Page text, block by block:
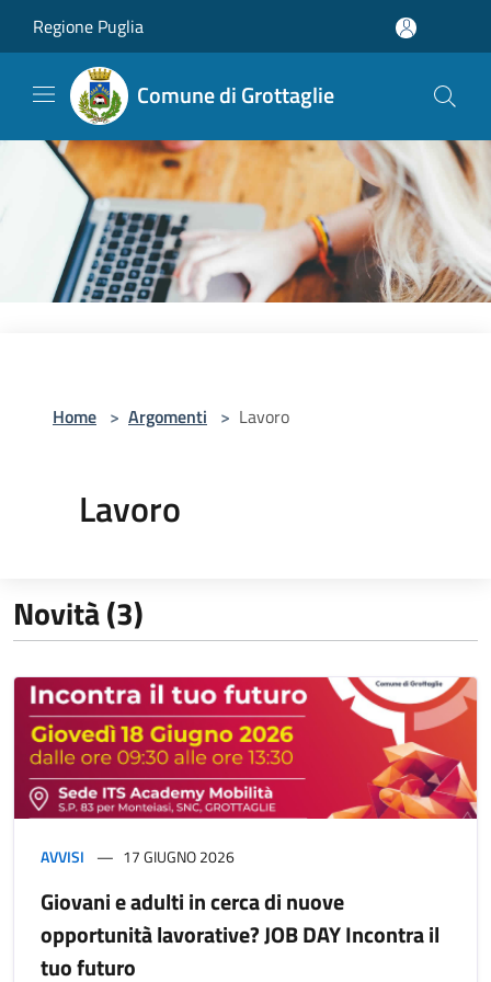
Regione Puglia
Comune di Grottaglie
Home > Argomenti > Lavoro
Lavoro
Novità (3)
AVVISI 17 GIUGNO 2026
Giovani e adulti in cerca di nuove
opportunità lavorative? JOB DAY Incontra il
tuo futuro